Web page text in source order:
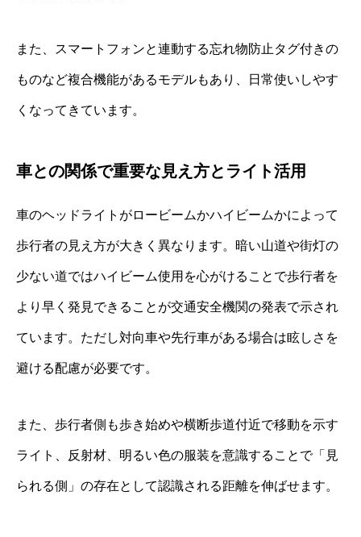
また、スマートフォンと連動する忘れ物防止タグ付きの
ものなど複合機能があるモデルもあり、日常使いしやす
くなってきています。
車との関係で重要な見え方とライト活用
車のヘッドライトがロービームかハイビームかによって
歩行者の見え方が大きく異なります。暗い山道や街灯の
少ない道ではハイビーム使用を心がけることで歩行者を
より早く発見できることが交通安全機関の発表で示され
ています。ただし対向車や先行車がある場合は眩しさを
避ける配慮が必要です。
また、歩行者側も歩き始めや横断歩道付近で移動を示す
ライト、反射材、明るい色の服装を意識することで「見
られる側」の存在として認識される距離を伸ばせます。